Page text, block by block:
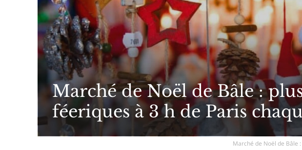
Marché de Noël de Bâle :
féeriques à 3 h de Paris
Marché de Noël de Bâle